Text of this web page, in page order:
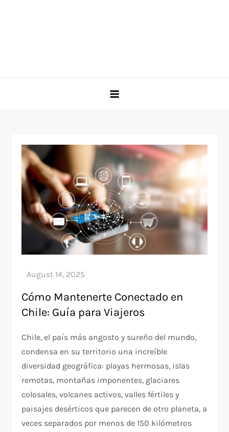
Cómo Mantenerte Conectado en
Chile: Guía para Viajeros
Chile, el país más angosto y sureño del mundo,
condensa en su territorio una increíble
diversidad geográfica: playas hermosas, islas
remotas, montañas imponentes, glaciares
colosales, volcanes activos, valles fértiles y
paisajes desérticos que parecen de otro planeta, a
veces separados por menos de 150 kilómetros